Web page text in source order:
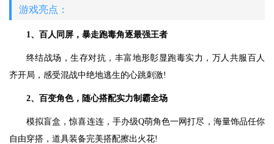
游戏亮点：
1、百人同屏，暴走跑毒角逐最强王者
终结战场，生存对抗，丰富地形彰显跑毒实力，万人共服百人
齐开局，感受混战中绝地逃生的心跳刺激!
2、百变角色，随心搭配实力制霸全场
模拟盲盒，惊喜连连，手办级Q萌角色一网打尽，海量饰品任你
自由穿搭，道具装备完美搭配擦出火花!